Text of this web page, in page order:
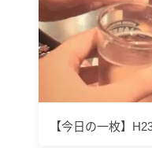
【今日の一枚】